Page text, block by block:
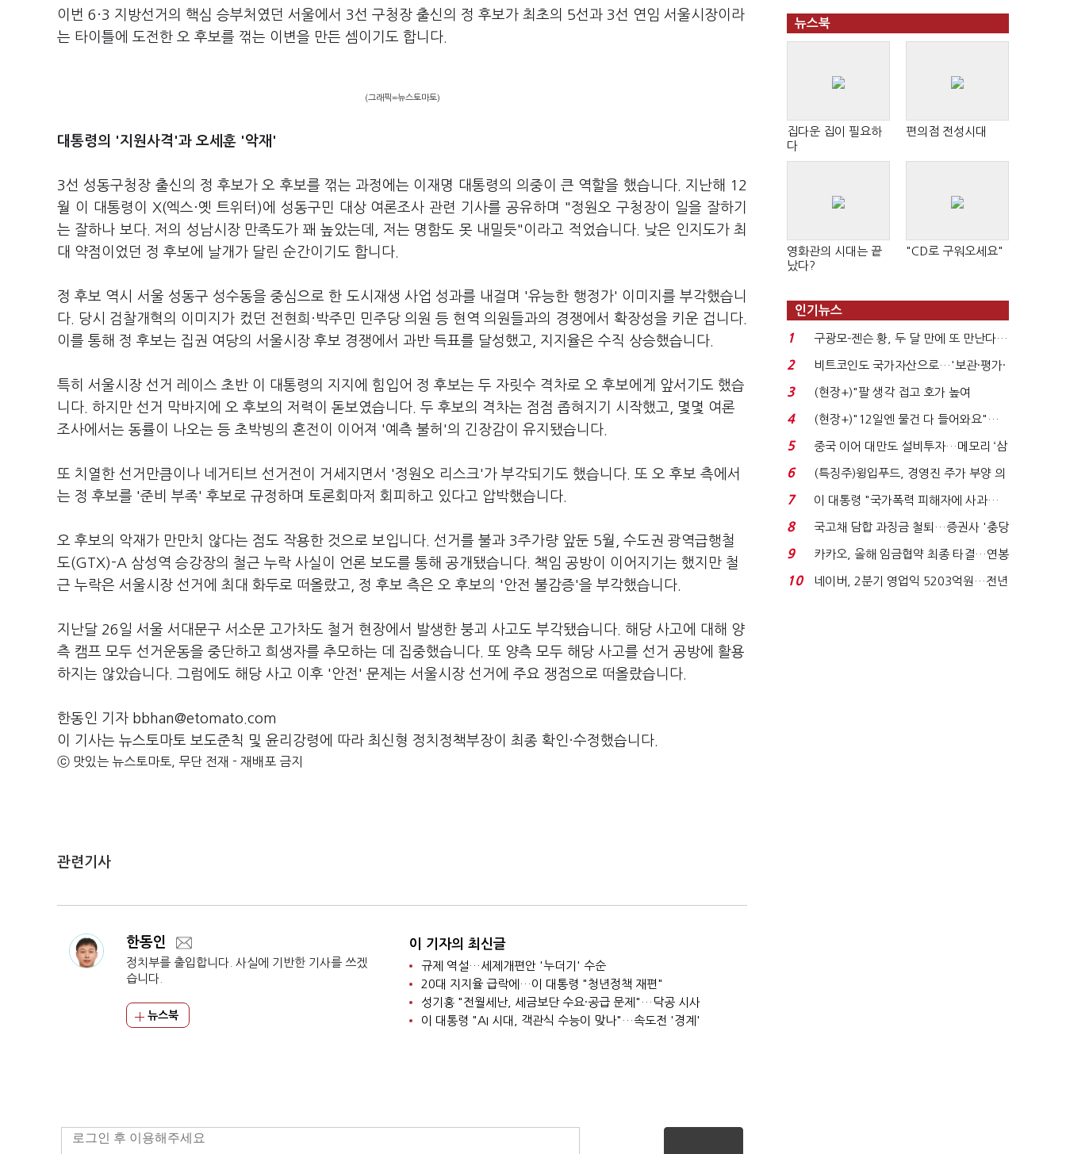
이번 6·3 지방선거의 핵심 승부처였던 서울에서 3선 구청장 출신의 정 후보가 최초의 5선과 3선 연임 서울시장이라
는 타이틀에 도전한 오 후보를 꺾는 이변을 만든 셈이기도 합니다.
(그래픽=뉴스토마토)
대통령의 '지원사격'과 오세훈 '악재'
3선 성동구청장 출신의 정 후보가 오 후보를 꺾는 과정에는 이재명 대통령의 의중이 큰 역할을 했습니다. 지난해 12
월 이 대통령이 X(엑스·옛 트위터)에 성동구민 대상 여론조사 관련 기사를 공유하며 "정원오 구청장이 일을 잘하기
는 잘하나 보다. 저의 성남시장 만족도가 꽤 높았는데, 저는 명함도 못 내밀듯"이라고 적었습니다. 낮은 인지도가 최
대 약점이었던 정 후보에 날개가 달린 순간이기도 합니다.
정 후보 역시 서울 성동구 성수동을 중심으로 한 도시재생 사업 성과를 내걸며 '유능한 행정가' 이미지를 부각했습니
다. 당시 검찰개혁의 이미지가 컸던 전현희·박주민 민주당 의원 등 현역 의원들과의 경쟁에서 확장성을 키운 겁니다.
이를 통해 정 후보는 집권 여당의 서울시장 후보 경쟁에서 과반 득표를 달성했고, 지지율은 수직 상승했습니다.
특히 서울시장 선거 레이스 초반 이 대통령의 지지에 힘입어 정 후보는 두 자릿수 격차로 오 후보에게 앞서기도 했습
니다. 하지만 선거 막바지에 오 후보의 저력이 돋보였습니다. 두 후보의 격차는 점점 좁혀지기 시작했고, 몇몇 여론
조사에서는 동률이 나오는 등 초박빙의 혼전이 이어져 '예측 불허'의 긴장감이 유지됐습니다.
또 치열한 선거만큼이나 네거티브 선거전이 거세지면서 '정원오 리스크'가 부각되기도 했습니다. 또 오 후보 측에서
는 정 후보를 '준비 부족' 후보로 규정하며 토론회마저 회피하고 있다고 압박했습니다.
오 후보의 악재가 만만치 않다는 점도 작용한 것으로 보입니다. 선거를 불과 3주가량 앞둔 5월, 수도권 광역급행철
도(GTX)-A 삼성역 승강장의 철근 누락 사실이 언론 보도를 통해 공개됐습니다. 책임 공방이 이어지기는 했지만 철
근 누락은 서울시장 선거에 최대 화두로 떠올랐고, 정 후보 측은 오 후보의 '안전 불감증'을 부각했습니다.
지난달 26일 서울 서대문구 서소문 고가차도 철거 현장에서 발생한 붕괴 사고도 부각됐습니다. 해당 사고에 대해 양
측 캠프 모두 선거운동을 중단하고 희생자를 추모하는 데 집중했습니다. 또 양측 모두 해당 사고를 선거 공방에 활용
하지는 않았습니다. 그럼에도 해당 사고 이후 '안전' 문제는 서울시장 선거에 주요 쟁점으로 떠올랐습니다.
한동인 기자 bbhan@etomato.com
이 기사는 뉴스토마토 보도준칙 및 윤리강령에 따라 최신형 정치정책부장이 최종 확인·수정했습니다.
ⓒ 맛있는 뉴스토마토, 무단 전재 - 재배포 금지
관련기사
한동인
정치부를 출입합니다. 사실에 기반한 기사를 쓰겠
습니다.
뉴스북
이 기자의 최신글
규제 역설…세제개편안 '누더기' 수순
20대 지지율 급락에…이 대통령 "청년정책 재편"
성기홍 "전월세난, 세금보단 수요·공급 문제"…닥공 시사
이 대통령 "AI 시대, 객관식 수능이 맞나"…속도전 '경계'
뉴스북
집다운 집이 필요하
다
편의점 전성시대
영화관의 시대는 끝
났다?
"CD로 구워오세요"
인기뉴스
1
구광모-젠슨 황, 두 달 만에 또 만난다…
로봇·AI 등 논...
2
비트코인도 국가자산으로…'보관·평가·
처분' 기준은 ...
3
(현장+)"팔 생각 접고 호가 높여
요"…'덜 똘똘한 한 채' 20...
4
(현장+)"12일엔 물건 다 들어와요"…
빈 매대 채우며 문 연 ...
5
중국 이어 대만도 설비투자…메모리 ‘삼
국전쟁’
6
(특징주)윙입푸드, 경영진 주가 부양 의
지에 상한가...
7
이 대통령 "국가폭력 피해자에 사과…
적극적 조사로 진...
8
국고채 담합 과징금 철퇴…증권사 '충당
금 폭탄' 우려...
9
카카오, 올해 임금협약 최종 타결…연봉
6.3% 인상·격려...
10
네이버, 2분기 영업익 5203억원…전년